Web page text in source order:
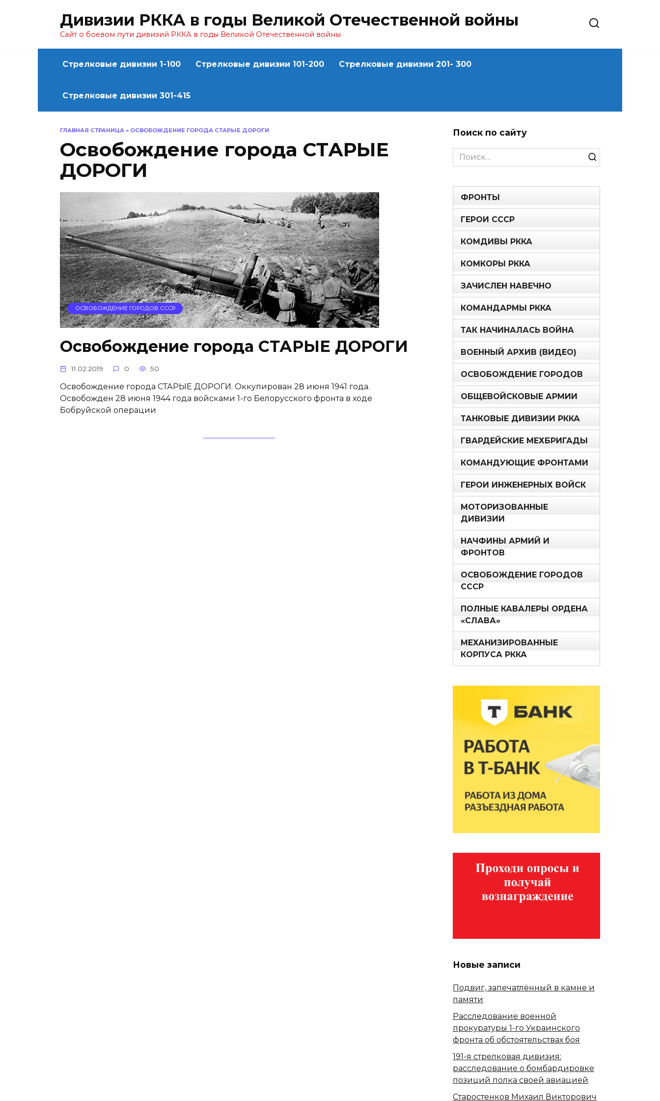
Дивизии РККА в годы Великой Отечественной войны
Сайт о боевом пути дивизий РККА в годы Великой Отечественной войны
Стрелковые дивизии 1-100 Стрелковые дивизии 101-200 Стрелковые дивизии 201- 300
Стрелковые дивизии 301-415
ГЛАВНАЯ СТРАНИЦА » ОСВОБОЖДЕНИЕ ГОРОДА СТАРЫЕ ДОРОГИ
Освобождение города СТАРЫЕ
ДОРОГИ
ОСВОБОЖДЕНИЕ ГОРОДОВ СССР
Освобождение города СТАРЫЕ ДОРОГИ
11.02.2019 0 50
Освобождение города СТАРЫЕ ДОРОГИ. Оккупирован 28 июня 1941 года.
Освобожден 28 июня 1944 года войсками 1-го Белорусского фронта в ходе
Бобруйской операции
Поиск по сайту
Search
for:
ФРОНТЫ
ГЕРОИ СССР
КОМДИВЫ РККА
КОМКОРЫ РККА
ЗАЧИСЛЕН НАВЕЧНО
КОМАНДАРМЫ РККА
ТАК НАЧИНАЛАСЬ ВОЙНА
ВОЕННЫЙ АРХИВ (ВИДЕО)
ОСВОБОЖДЕНИЕ ГОРОДОВ
ОБЩЕВОЙСКОВЫЕ АРМИИ
ТАНКОВЫЕ ДИВИЗИИ РККА
ГВАРДЕЙСКИЕ МЕХБРИГАДЫ
КОМАНДУЮЩИЕ ФРОНТАМИ
ГЕРОИ ИНЖЕНЕРНЫХ ВОЙСК
МОТОРИЗОВАННЫЕ
ДИВИЗИИ
НАЧФИНЫ АРМИЙ И
ФРОНТОВ
ОСВОБОЖДЕНИЕ ГОРОДОВ
СССР
ПОЛНЫЕ КАВАЛЕРЫ ОРДЕНА
«СЛАВА»
МЕХАНИЗИРОВАННЫЕ
КОРПУСА РККА
Новые записи
Подвиг, запечатлённый в камне и
памяти
Расследование военной
прокуратуры 1-го Украинского
фронта об обстоятельствах боя
191-я стрелковая дивизия:
расследование о бомбардировке
позиций полка своей авиацией
Старостенков Михаил Викторович